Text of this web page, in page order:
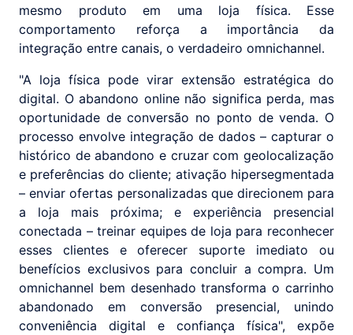
mesmo produto em uma loja física. Esse
comportamento reforça a importância da
integração entre canais, o verdadeiro omnichannel.
"A loja física pode virar extensão estratégica do
digital. O abandono online não significa perda, mas
oportunidade de conversão no ponto de venda. O
processo envolve integração de dados – capturar o
histórico de abandono e cruzar com geolocalização
e preferências do cliente; ativação hipersegmentada
– enviar ofertas personalizadas que direcionem para
a loja mais próxima; e experiência presencial
conectada – treinar equipes de loja para reconhecer
esses clientes e oferecer suporte imediato ou
benefícios exclusivos para concluir a compra. Um
omnichannel bem desenhado transforma o carrinho
abandonado em conversão presencial, unindo
conveniência digital e confiança física", expõe